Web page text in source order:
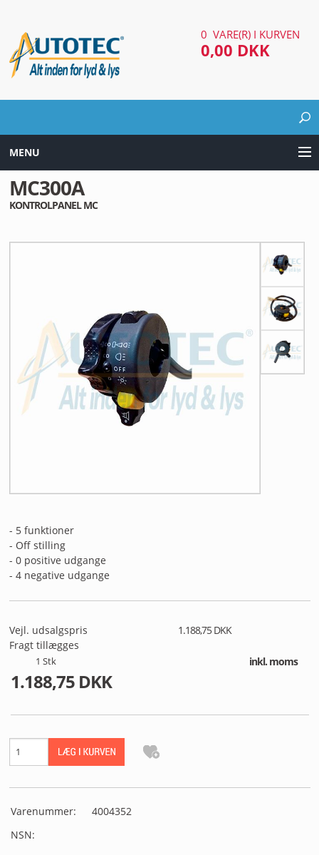
0 VARE(R) I KURVEN
0,00 DKK
MENU
LYD & LYS UDSTYR
ANDET UDSTYR
RESTSALG
FORSIDE
RMA
HANDELSBETINGELSER
MIN PROFIL
B2B LOGIN
MC300A
KONTROLPANEL MC
- 5 funktioner
- Off stilling
- 0 positive udgange
- 4 negative udgange
Vejl. udsalgspris
Fragt tillægges
1.188,75 DKK
1 Stk inkl. moms
1.188,75 DKK
Varenummer:
4004352
NSN: